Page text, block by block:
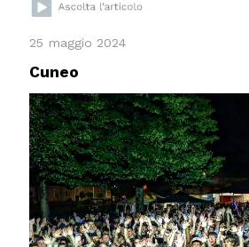
25 maggio 2024
Cuneo